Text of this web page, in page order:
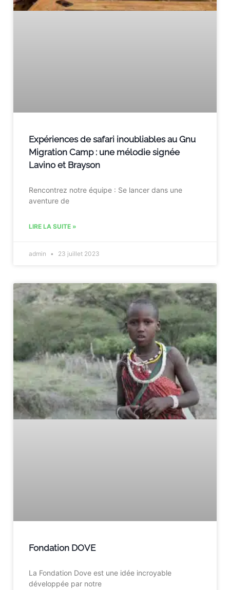
Expériences de safari inoubliables au Gnu
Migration Camp : une mélodie signée
Lavino et Brayson
Rencontrez notre équipe : Se lancer dans une
aventure de
LIRE LA SUITE »
admin 23 juillet 2023
Fondation DOVE
La Fondation Dove est une idée incroyable
développée par notre